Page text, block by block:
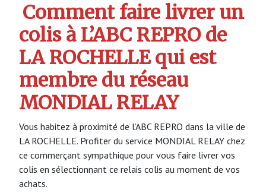
Comment faire livrer un
colis à L’ABC REPRO de
LA ROCHELLE qui est
membre du réseau
MONDIAL RELAY
Vous habitez à proximité de l’ABC REPRO dans la ville de
LA ROCHELLE. Profiter du service MONDIAL RELAY chez
ce commerçant sympathique pour vous faire livrer vos
colis en sélectionnant ce relais colis au moment de vos
achats.